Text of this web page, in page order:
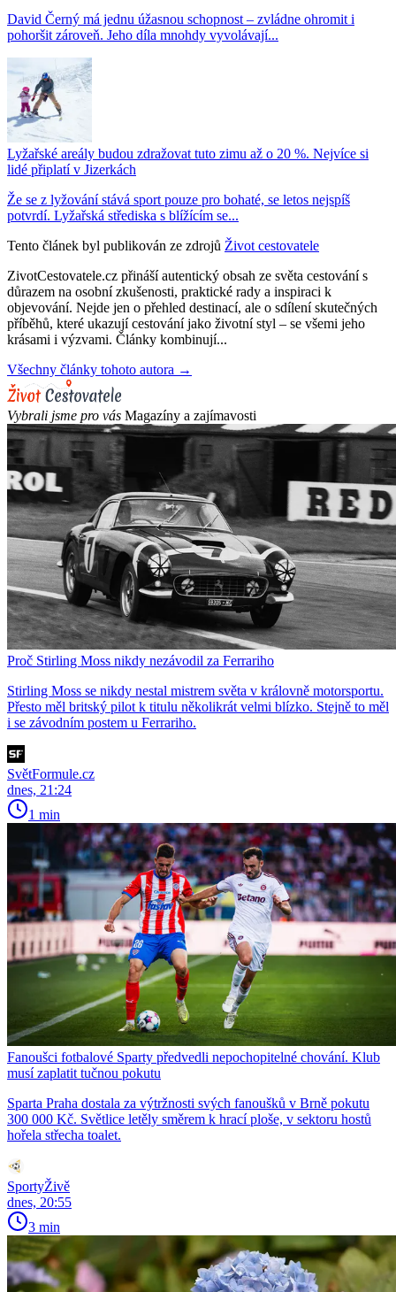
David Černý má jednu úžasnou schopnost – zvládne ohromit i
pohoršit zároveň. Jeho díla mnohdy vyvolávají...
Lyžařské areály budou zdražovat tuto zimu až o 20 %. Nejvíce si
lidé připlatí v Jizerkách
Že se z lyžování stává sport pouze pro bohaté, se letos nejspíš
potvrdí. Lyžařská střediska s blížícím se...
Tento článek byl publikován ze zdrojů Život cestovatele
ZivotCestovatele.cz přináší autentický obsah ze světa cestování s
důrazem na osobní zkušenosti, praktické rady a inspiraci k
objevování. Nejde jen o přehled destinací, ale o sdílení skutečných
příběhů, které ukazují cestování jako životní styl – se všemi jeho
krásami i výzvami. Články kombinují...
Všechny články tohoto autora →
Vybrali jsme pro vás Magazíny a zajímavosti
Proč Stirling Moss nikdy nezávodil za Ferrariho
Stirling Moss se nikdy nestal mistrem světa v královně motorsportu.
Přesto měl britský pilot k titulu několikrát velmi blízko. Stejně to měl
i se závodním postem u Ferrariho.
SvětFormule.cz
dnes, 21:24
1 min
Fanoušci fotbalové Sparty předvedli nepochopitelné chování. Klub
musí zaplatit tučnou pokutu
Sparta Praha dostala za výtržnosti svých fanoušků v Brně pokutu
300 000 Kč. Světlice letěly směrem k hrací ploše, v sektoru hostů
hořela střecha toalet.
SportyŽivě
dnes, 20:55
3 min